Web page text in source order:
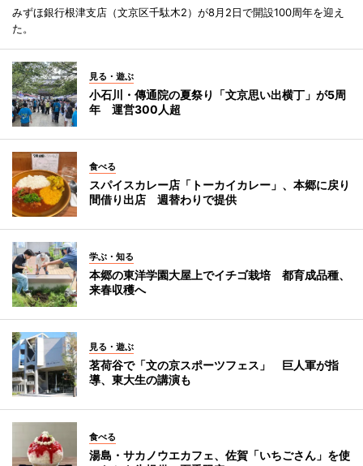
みずほ銀行根津支店（文京区千駄木2）が8月2日で開設100周年を迎え
た。
見る・遊ぶ
小石川・傳通院の夏祭り「文京思い出横丁」が5周
年 運営300人超
食べる
スパイスカレー店「トーカイカレー」、本郷に戻り
間借り出店 週替わりで提供
学ぶ・知る
本郷の東洋学園大屋上でイチゴ栽培 都育成品種、
来春収穫へ
見る・遊ぶ
茗荷谷で「文の京スポーツフェス」 巨人軍が指
導、東大生の講演も
食べる
湯島・サカノウエカフェ、佐賀「いちごさん」を使